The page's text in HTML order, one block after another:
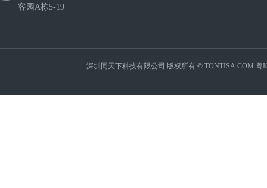
客园A栋5-19
深圳同天下科技有限公司 版权所有 © TONTISA.COM 粤